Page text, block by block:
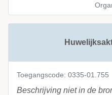
Toegangscode: 0335-01.755
Beschrijving niet in de